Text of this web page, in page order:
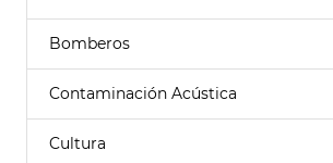
Bomberos
Contaminación Acústica
Cultura